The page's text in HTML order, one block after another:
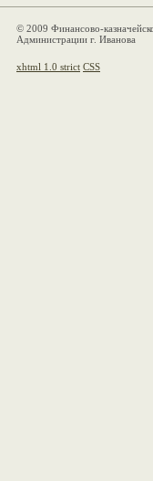
© 2009 Финансово-
Администрации г. Иванова
xhtml 1.0 strict CSS